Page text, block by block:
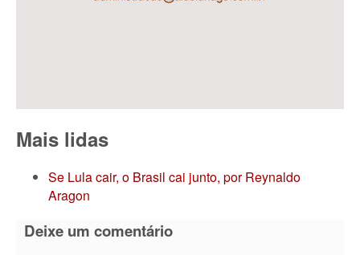
Mais lidas
Se Lula cair, o Brasil cai junto, por Reynaldo
Aragon
Deixe um comentário